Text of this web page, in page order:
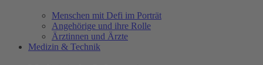
Menschen mit Defi im Porträt
Angehörige und ihre Rolle
Ärztinnen und Ärzte
Medizin & Technik